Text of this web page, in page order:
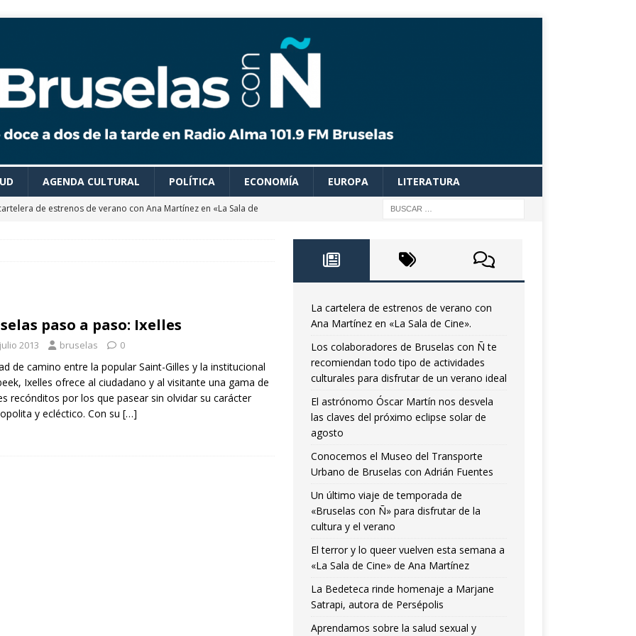
AGENDA CULTURAL POLÍTICA ECONOMÍA EUROPA LITERATURA
de estrenos de verano con Ana Martínez en «La Sala de
CIENCIA Y SALUD
el Museo del Transporte Urbano de Bruselas con Adrián
viaje de temporada de «Bruselas con Ñ» para disfrutar de
paso a paso: Ixelles
2013 bruselas 0
de camino entre la popular Saint-Gilles y la institucional
Ixelles ofrece al ciudadano y al visitante una gama de
recónditos por los que pasear sin olvidar su carácter
y ecléctico. Con su […]
La cartelera de estrenos de verano con
Ana Martínez en «La Sala de Cine».
Los colaboradores de Bruselas con Ñ te
recomiendan todo tipo de actividades
culturales para disfrutar de un verano ideal
El astrónomo Óscar Martín nos desvela
las claves del próximo eclipse solar de
agosto
Conocemos el Museo del Transporte
Urbano de Bruselas con Adrián Fuentes
Un último viaje de temporada de
«Bruselas con Ñ» para disfrutar de la
cultura y el verano
El terror y lo queer vuelven esta semana a
«La Sala de Cine» de Ana Martínez
La Bedeteca rinde homenaje a Marjane
Satrapi, autora de Persépolis
Aprendamos sobre la salud sexual y